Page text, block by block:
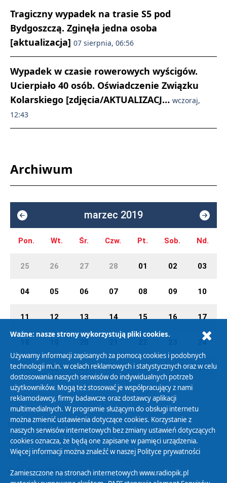
Tragiczny wypadek na trasie S5 pod
Bydgoszczą. Zginęła jedna osoba
[aktualizacja] 07 sierpnia, 06:56
Wypadek w czasie rowerowych wyścigów.
Ucierpiało 40 osób. Oświadczenie Związku
Kolarskiego [zdjęcia/AKTUALIZACJ… wczoraj,
12:43
Archiwum
marzec 2019
Pon. Wt. Śr. Czw. Pt. Sob. Nd.
25 26 27 28 01 02 03
04 05 06 07 08 09 10
11 12 13 14 15 16 17
24
25 26 27 28 29 30 31
Polityka Prywatności
Zasady korzystania z Serwisu
Organizacje Pożytku Publicznego
Cyfryzacja DAB+
Ważne: nasze strony wykorzystują pliki cookies.
Używamy informacji zapisanych za pomocą cookies i podobnych
technologii m.in. w celach reklamowych i statystycznych oraz w celu
dostosowania naszych serwisów do indywidualnych potrzeb
użytkowników. Mogą też stosować je współpracujący z nami
reklamodawcy, firmy badawcze oraz dostawcy aplikacji
multimedialnych. W programie służącym do obsługi internetu
można zmienić ustawienia dotyczące cookies. Korzystanie z
naszych serwisów internetowych bez zmiany ustawień dotyczących
cookies oznacza, że będą one zapisane w pamięci urządzenia.
Więcej informacji można znaleźć w naszej Polityce prywatności
Zamieszczone na stronach internetowych www.radiopik.pl